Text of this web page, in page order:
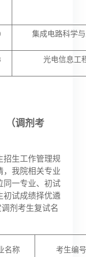
集成电路科学
光电信息工
（调剂考
招生工作管理规
，我院相关专业
同一专业、初试
初试成绩择优遴
剂考生复试名
名称 考生编